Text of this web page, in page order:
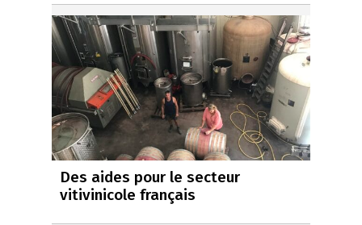
Des aides pour le secteur
vitivinicole français